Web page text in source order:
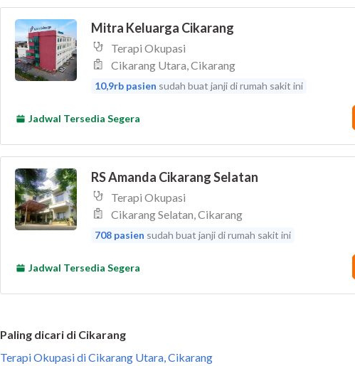
Paling dicari di Cikarang
Terapi Okupasi di Cikarang Utara, Cikarang